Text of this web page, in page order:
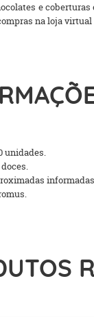
e coberturas
na loja
unidades.